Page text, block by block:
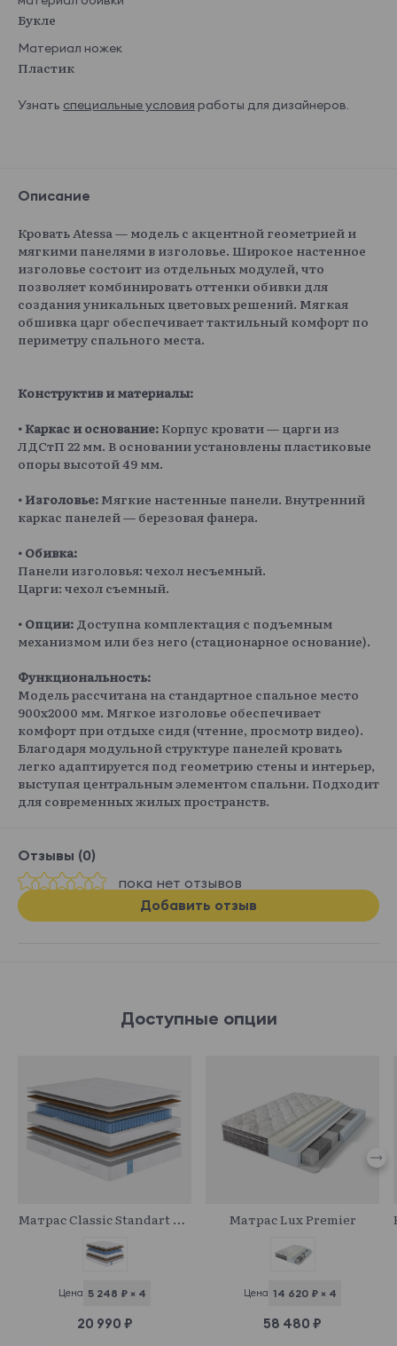
Букле
Материал ножек
Пластик
Узнать специальные условия работы для дизайнеров.
Описание
Кровать Atessa — модель с акцентной геометрией и
мягкими панелями в изголовье. Широкое настенное
изголовье состоит из отдельных модулей, что
позволяет комбинировать оттенки обивки для
создания уникальных цветовых решений. Мягкая
обшивка царг обеспечивает тактильный комфорт по
периметру спального места.
Конструктив и материалы:
• Каркас и основание: Корпус кровати — царги из
ЛДСтП 22 мм. В основании установлены пластиковые
опоры высотой 49 мм.
• Изголовье:Мягкие настенные панели. Внутренний
каркас панелей — березовая фанера.
• Обивка:
Панели изголовья: чехол несъемный.
Царги: чехол съемный.
• Опции: Доступна комплектация с подъемным
механизмом или без него (стационарное основание).
Функциональность:
Модель рассчитана на стандартное спальное место
900х2000 мм. Мягкое изголовье обеспечивает
комфорт при отдыхе сидя (чтение, просмотр видео).
Благодаря модульной структуре панелей кровать
легко адаптируется под геометрию стены и интерьер,
выступая центральным элементом спальни. Подходит
для современных жилых пространств.
Отзывы (0)
пока нет отзывов
Добавить отзыв
Доступные опции
Матрас Classic Standart Middle
Цена 5 248 ₽ × 4
20 990 ₽
Матрас Lux Premier
Цена 14 620 ₽ × 4
58 480 ₽